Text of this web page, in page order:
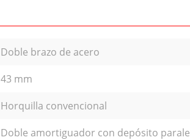
Doble brazo de acero
43 mm
Horquilla convencional
Doble amortiguador con depósito